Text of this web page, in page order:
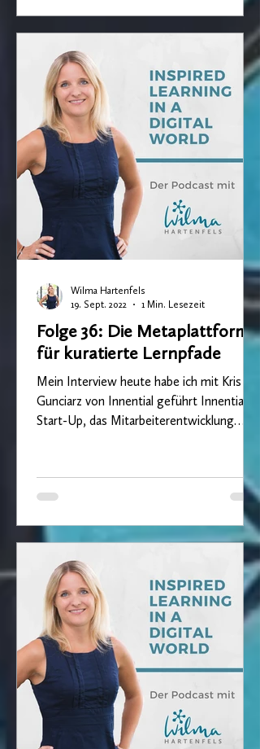
Folge 36: Die Metaplattform
für kuratierte Lernpfade
Mein Interview heute habe ich mit Kris
Gunciarz von Innential geführt Innential ist
Start-Up, das Mitarbeiterentwicklung
Wilma Hartenfels
19. Sept. 2022
1 Min. Lesezeit